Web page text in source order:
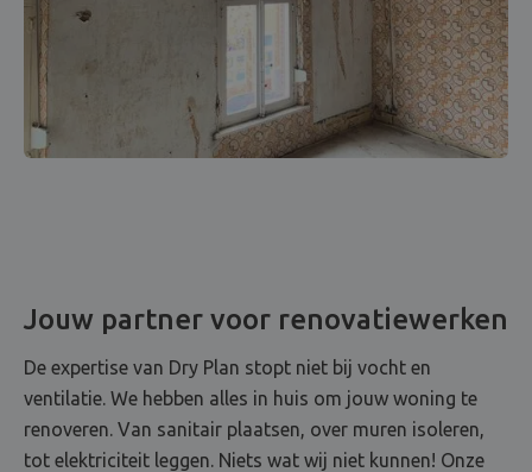
Jouw partner voor renovatiewerken
De expertise van Dry Plan stopt niet bij vocht en
ventilatie. We hebben alles in huis om jouw woning te
renoveren. Van sanitair plaatsen, over muren isoleren,
tot elektriciteit leggen. Niets wat wij niet kunnen! Onze